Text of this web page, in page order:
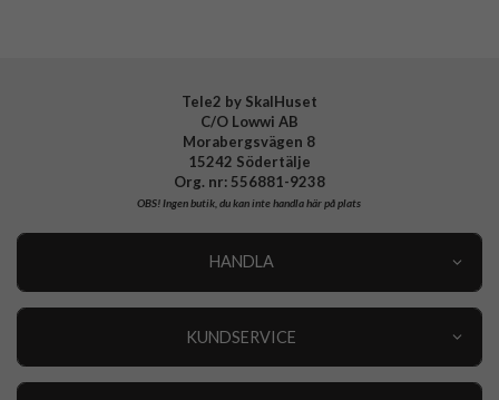
Tele2 by SkalHuset
C/O Lowwi AB
Morabergsvägen 8
15242 Södertälje
Org. nr: 556881-9238
OBS!Ingen butik, du kan inte handla här på plats
HANDLA
KUNDSERVICE